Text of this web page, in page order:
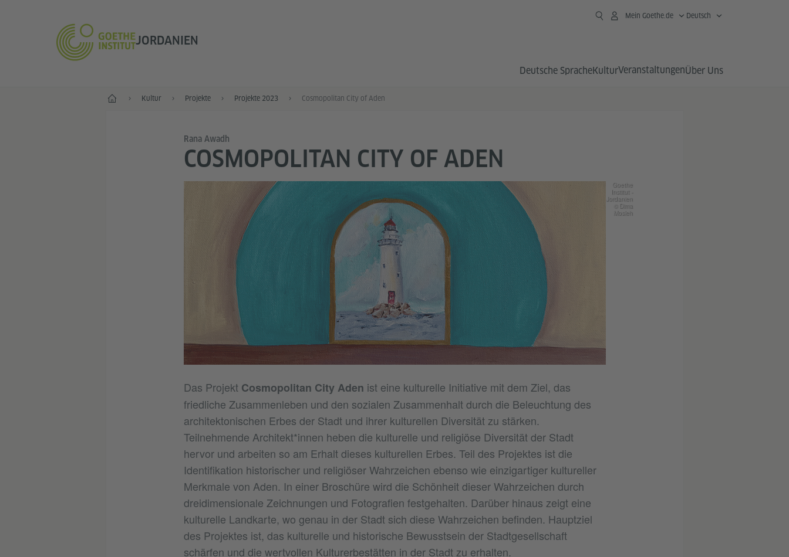
JORDANIEN
Mein Goethe.de Deutsch
Deutsche SpracheKulturVeranstaltungenÜber Uns
Start Kultur Projekte Projekte 2023 Cosmopolitan City of Aden
Rana Awadh
COSMOPOLITAN CITY OF ADEN
Goethe
Institut -
Jordanien
© Dima
Mosleh
Das Projekt Cosmopolitan City Aden ist eine kulturelle Initiative mit dem Ziel, das
friedliche Zusammenleben und den sozialen Zusammenhalt durch die Beleuchtung des
architektonischen Erbes der Stadt und ihrer kulturellen Diversität zu stärken.
Teilnehmende Architekt*innen heben die kulturelle und religiöse Diversität der Stadt
hervor und arbeiten so am Erhalt dieses kulturellen Erbes. Teil des Projektes ist die
Identifikation historischer und religiöser Wahrzeichen ebenso wie einzigartiger kultureller
Merkmale von Aden. In einer Broschüre wird die Schönheit dieser Wahrzeichen durch
dreidimensionale Zeichnungen und Fotografien festgehalten. Darüber hinaus zeigt eine
kulturelle Landkarte, wo genau in der Stadt sich diese Wahrzeichen befinden. Hauptziel
des Projektes ist, das kulturelle und historische Bewusstsein der Stadtgesellschaft
schärfen und die wertvollen Kulturerbestätten in der Stadt zu erhalten.